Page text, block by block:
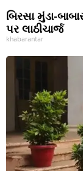
બિરસા મુંડા-
પર લાઠીચાર્જ
khabarantar